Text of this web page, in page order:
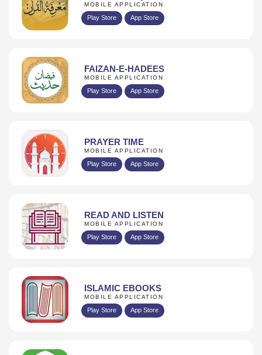
MOBILE APPLICATION
Play Store App Store
FAIZAN-E-HADEES
MOBILE APPLICATION
Play Store App Store
PRAYER TIME
MOBILE APPLICATION
Play Store App Store
READ AND LISTEN
MOBILE APPLICATION
Play Store App Store
ISLAMIC EBOOKS
MOBILE APPLICATION
Play Store App Store